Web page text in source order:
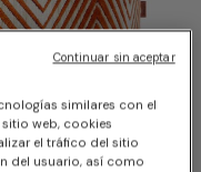
similares con el
web, cookies
el tráfico del sitio
del usuario, así como
Continuar sin aceptar